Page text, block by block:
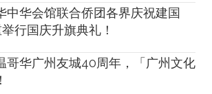
中华会馆联合侨团各界庆祝建国
行国庆升旗典礼！
哥华广州友城40周年，「广州文化